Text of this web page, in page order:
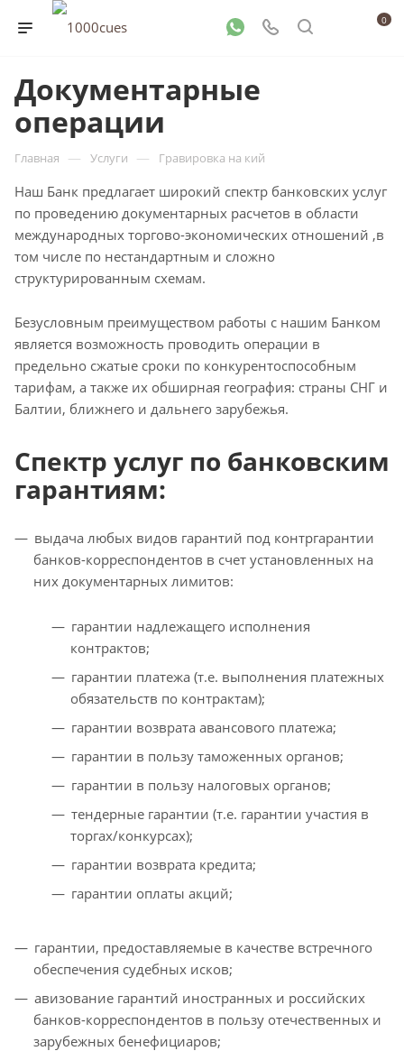
0
Документарные
операции
Главная — Услуги — Гравировка на кий
Наш Банк предлагает широкий спектр банковских услуг
по проведению документарных расчетов в области
международных торгово-экономических отношений ,в
том числе по нестандартным и сложно
структурированным схемам.
Безусловным преимуществом работы с нашим Банком
является возможность проводить операции в
предельно сжатые сроки по конкурентоспособным
тарифам, а также их обширная география: страны СНГ и
Балтии, ближнего и дальнего зарубежья.
Спектр услуг по банковским
гарантиям:
выдача любых видов гарантий под контргарантии
банков-корреспондентов в счет установленных на
них документарных лимитов:
гарантии надлежащего исполнения
контрактов;
гарантии платежа (т.е. выполнения платежных
обязательств по контрактам);
гарантии возврата авансового платежа;
гарантии в пользу таможенных органов;
гарантии в пользу налоговых органов;
тендерные гарантии (т.е. гарантии участия в
торгах/конкурсах);
гарантии возврата кредита;
гарантии оплаты акций;
гарантии, предоставляемые в качестве встречного
обеспечения судебных исков;
авизование гарантий иностранных и российских
банков-корреспондентов в пользу отечественных и
зарубежных бенефициаров;